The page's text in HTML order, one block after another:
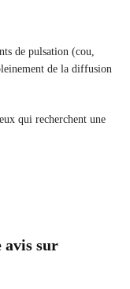
de pulsation (cou,
de la diffusion
qui recherchent une
avis sur